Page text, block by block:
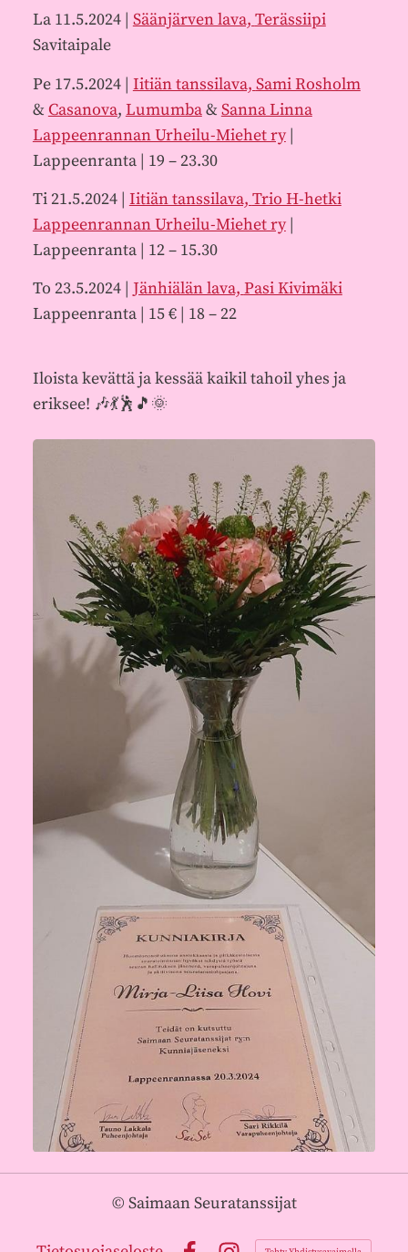
La 11.5.2024 | Säänjärven lava, Terässiipi
Savitaipale
Pe 17.5.2024 | Iitiän tanssilava, Sami Rosholm
& Casanova, Lumumba& Sanna Linna
Lappeenrannan Urheilu-Miehet ry|
Lappeenranta | 19 – 23.30
Ti 21.5.2024 | Iitiän tanssilava, Trio H-hetki
Lappeenrannan Urheilu-Miehet ry|
Lappeenranta | 12 – 15.30
To 23.5.2024 | Jänhiälän lava, Pasi Kivimäki
Lappeenranta | 15 € | 18 – 22
Iloista kevättä ja kessää kaikil tahoil yhes ja
eriksee! 🎶💃🕺🎵🌞
© Saimaan Seuratanssijat